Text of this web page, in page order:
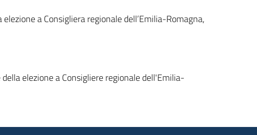
a Consigliera regionale dell’Emilia-Romagna,
elezione a Consigliere regionale dell'Emilia-